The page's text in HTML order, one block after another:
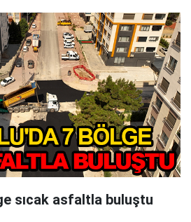
sıcak asfaltla buluştu